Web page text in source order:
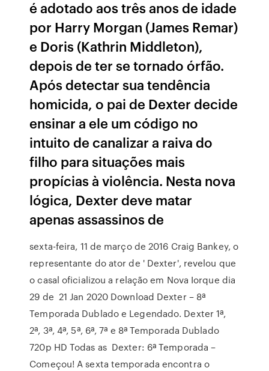
é adotado aos três anos de idade
por Harry Morgan (James Remar)
e Doris (Kathrin Middleton),
depois de ter se tornado órfão.
Após detectar sua tendência
homicida, o pai de Dexter decide
ensinar a ele um código no
intuito de canalizar a raiva do
filho para situações mais
propícias à violência. Nesta nova
lógica, Dexter deve matar
apenas assassinos de
sexta-feira, 11 de março de 2016 Craig Bankey, o
representante do ator de ' Dexter', revelou que
o casal oficializou a relação em Nova Iorque dia
29 de 21 Jan 2020 Download Dexter – 8ª
Temporada Dublado e Legendado. Dexter 1ª,
2ª, 3ª, 4ª, 5ª, 6ª, 7ª e 8ª Temporada Dublado
720p HD Todas as Dexter: 6ª Temporada –
Começou! A sexta temporada encontra o